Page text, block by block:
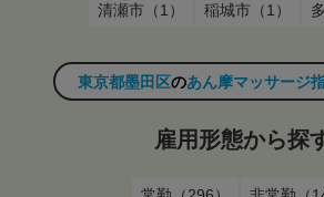
清瀬市（1）
稲城市（1）
東京都墨田区のあん摩マッサージ
雇用形態から探